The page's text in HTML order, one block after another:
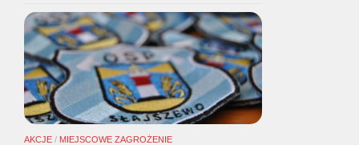
AKCJE / MIEJSCOWE ZAGROŻENIE